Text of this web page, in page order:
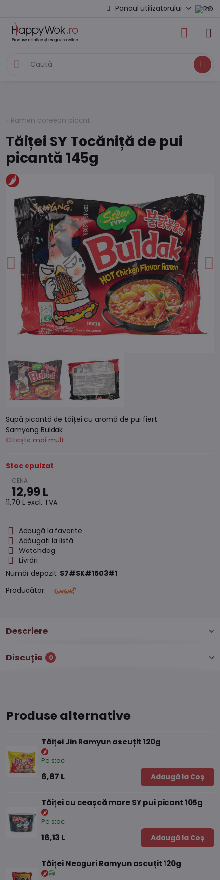
Panoul utilizatorului
Caută
Ramen coreean picant
Tăiței SY Tocăniță de pui
picantă 145g
Supă picantă de tăiței cu aromă de pui fiert.
Samyang Buldak
Citește mai mult
Stoc epuizat
12,99 L
11,70 L excl. TVA
Adaugă la favorite
Adăugați la listă
Watchdog
Livrări
Număr depozit: S7#SK#1503#1
Producător:
Descriere
Discuție 0
Produse alternative
Tăiței Jin Ramyun ascuțit 120g
Pe stoc
6,87 L Adaugă la Coș
Tăiței cu ceașcă mare SY pui picant 105g
Pe stoc
16,13 L Adaugă la Coș
Tăiței Neoguri Ramyun ascuțit 120g